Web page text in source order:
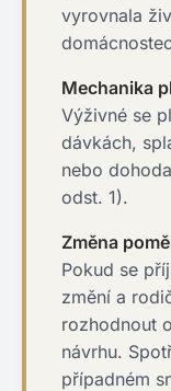
vyrovnala
Mechanika
Výživné se
dávkách,
nebo
odst. 1).
Změna
Pokud se
změní a
rozhodnout
návrhu.
případném